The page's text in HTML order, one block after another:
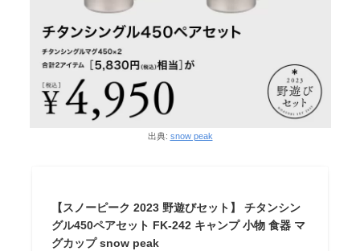
出典: snow peak
【スノーピーク 2023 野遊びセット】 チタンシン
グル450ペアセット FK-242 キャンプ 小物 食器 マ
グカップ snow peak